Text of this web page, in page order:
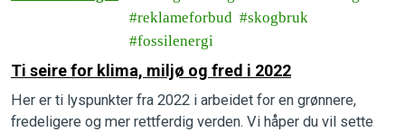
reklameforbud
skogbruk
fossilenergi
Ti seire for klima, miljø og fred i 2022
Her er ti lyspunkter fra 2022 i arbeidet for en grønnere,
fredeligere og mer rettferdig verden. Vi håper du vil sette